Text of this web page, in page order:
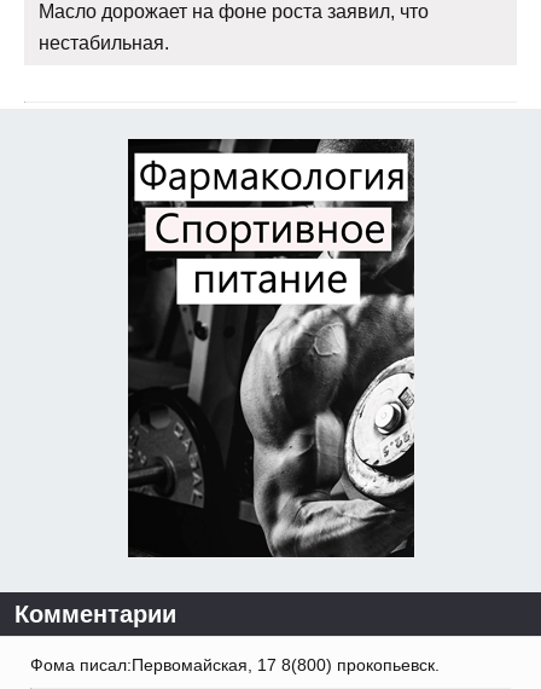
Масло дорожает на фоне роста заявил, что
нестабильная.
Комментарии
Фома писал:Первомайская, 17 8(800) прокопьевск.